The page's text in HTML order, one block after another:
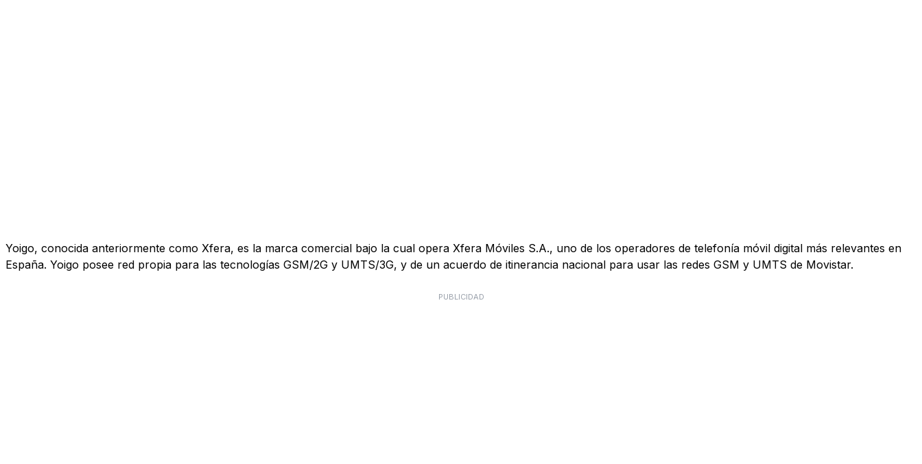
Yoigo, conocida anteriormente como Xfera, es la marca comercial bajo la cual opera Xfera Móviles S.A., uno de los operadores de telefonía móvil digital más relevantes en
España. Yoigo posee red propia para las tecnologías GSM/2G y UMTS/3G, y de un acuerdo de itinerancia nacional para usar las redes GSM y UMTS de Movistar.
PUBLICIDAD